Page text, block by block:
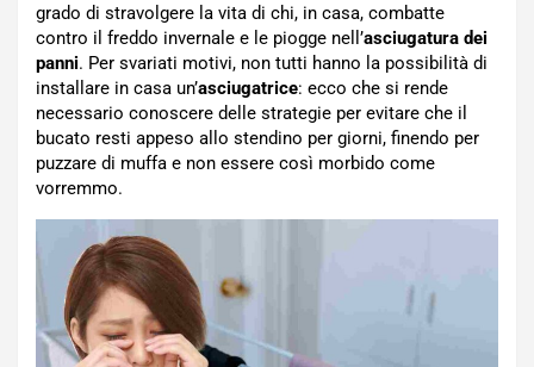
grado di stravolgere la vita di chi, in casa, combatte
contro il freddo invernale e le piogge nell’asciugatura dei
panni. Per svariati motivi, non tutti hanno la possibilità di
installare in casa un’asciugatrice: ecco che si rende
necessario conoscere delle strategie per evitare che il
bucato resti appeso allo stendino per giorni, finendo per
puzzare di muffa e non essere così morbido come
vorremmo.